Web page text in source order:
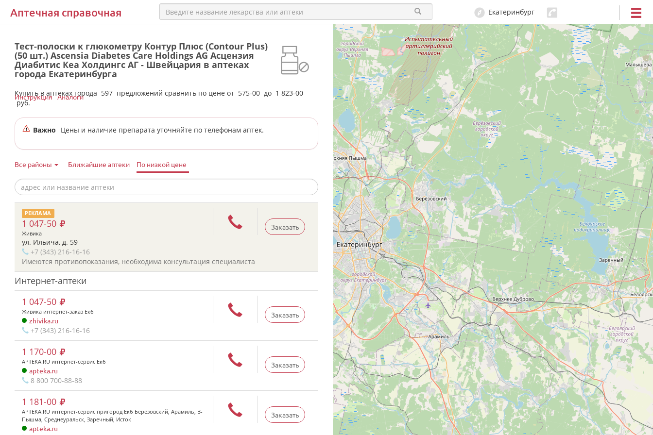
Аптечная справочная Екатеринбург
Тест-полоски к глюкометру Контур Плюс (Contour Plus)
(50 шт.) Ascensia Diabetes Care Holdings AG Асцензия
Диабитис Кеа Холдингс АГ - Швейцария в аптеках
города Екатеринбурга
Купить в аптеках города 597 предложений сравнить по цене от 575-00 до 1 823-00
руб.
Инструкция Аналоги
Важно Цены и наличие препарата уточняйте по телефонам аптек.
Все районы Ближайшие аптеки По низкой цене
РЕКЛАМА
Заказать
1 047-50
Живика
ул. Ильича, д. 59
+7 (343) 216-16-16
Имеются противопоказания, необходима консультация специалиста
Интернет-аптеки
Заказать
1 047-50
Живика интернет-заказ Екб
zhivika.ru
+7 (343) 216-16-16
Заказать
1 170-00
APTEKA.RU интернет-сервис Екб
apteka.ru
8 800 700-88-88
Заказать
1 181-00
APTEKA.RU интернет-сервис пригород Екб Березовский, Арамиль, В-
Пышма, Среднеуральск, Заречный, Исток
apteka.ru